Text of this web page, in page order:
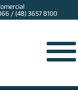
/ (48) 3657 8100